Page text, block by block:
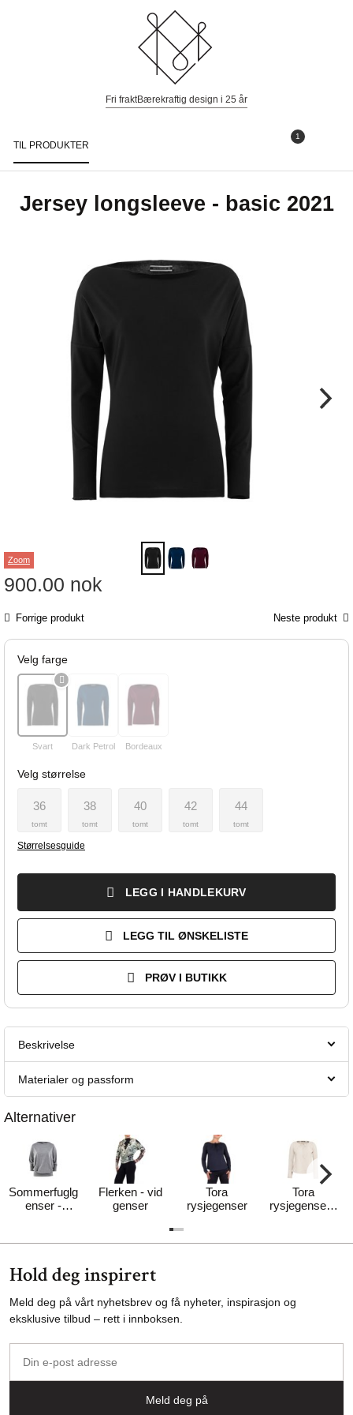
Fri fraktBærekraftig design i 25 år
1
TIL PRODUKTER
Jersey longsleeve - basic 2021
Zoom
900.00 nok
Forrige produkt Neste produkt
Velg farge
Svart Dark Petrol Bordeaux
Velg størrelse
36
tomt
38
tomt
40
tomt
42
tomt
44
tomt
Størrelsesguide
LEGG I HANDLEKURV
LEGG TIL ØNSKELISTE
PRØV I BUTIKK
Beskrivelse
Materialer og passform
Alternativer
Sommerfuglg
enser -
Flerken - vid
genser
Tora
rysjegenser
Tora
rysjegenser -
Hold deg inspirert
Meld deg på vårt nyhetsbrev og få nyheter, inspirasjon og
eksklusive tilbud – rett i innboksen.
post
Meld deg på